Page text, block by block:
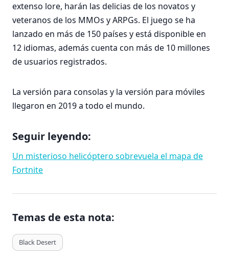
extenso lore, harán las delicias de los novatos y
veteranos de los MMOs y ARPGs. El juego se ha
lanzado en más de 150 países y está disponible en
12 idiomas, además cuenta con más de 10 millones
de usuarios registrados.
La versión para consolas y la versión para móviles
llegaron en 2019 a todo el mundo.
Seguir leyendo:
Un misterioso helicóptero sobrevuela el mapa de
Fortnite
Temas de esta nota:
T
a
Black Desert